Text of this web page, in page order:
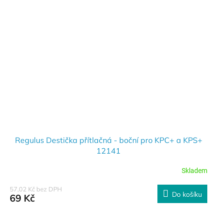
Regulus Destička přítlačná - boční pro KPC+ a KPS+
12141
Skladem
57,02 Kč bez DPH
69 Kč Do košíku